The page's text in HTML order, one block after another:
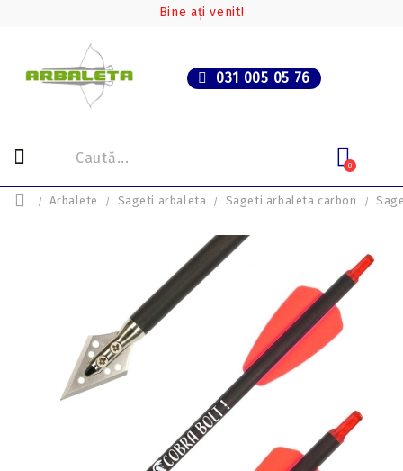
Bine ați venit!
031 005 05 76
0
Arbalete Sageti arbaleta Sageti arbaleta carbon